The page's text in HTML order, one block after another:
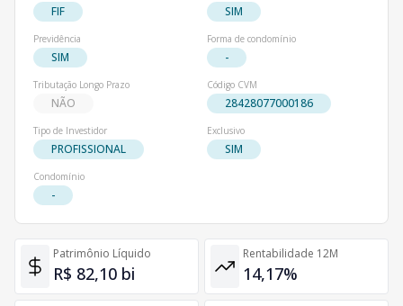
FIF SIM
Previdência
SIM
Forma de condomínio
-
Tributação Longo Prazo
NÃO
Código CVM
28428077000186
Tipo de Investidor
PROFISSIONAL
Exclusivo
SIM
Condomínio
-
Patrimônio Líquido
R$ 82,10 bi
Rentabilidade 12M
14,17%